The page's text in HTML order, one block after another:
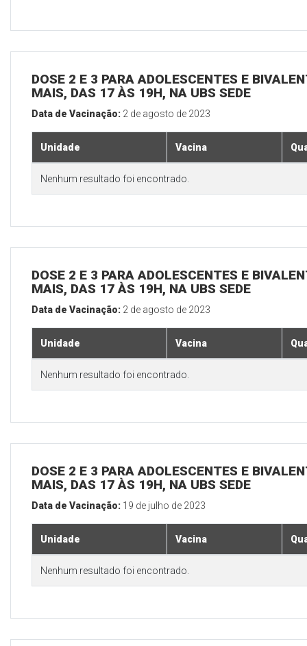
DOSE 2 E 3 PARA ADOLESCENTES E
MAIS, DAS 17 ÀS 19H, NA UBS SEDE
Data de Vacinação: 2 de agosto de 2023
Unidade Vacina
Nenhum resultado foi encontrado.
DOSE 2 E 3 PARA ADOLESCENTES E
MAIS, DAS 17 ÀS 19H, NA UBS SEDE
Data de Vacinação: 2 de agosto de 2023
Unidade Vacina
Nenhum resultado foi encontrado.
DOSE 2 E 3 PARA ADOLESCENTES E
MAIS, DAS 17 ÀS 19H, NA UBS SEDE
Data de Vacinação: 19 de julho de 2023
Unidade Vacina
Nenhum resultado foi encontrado.